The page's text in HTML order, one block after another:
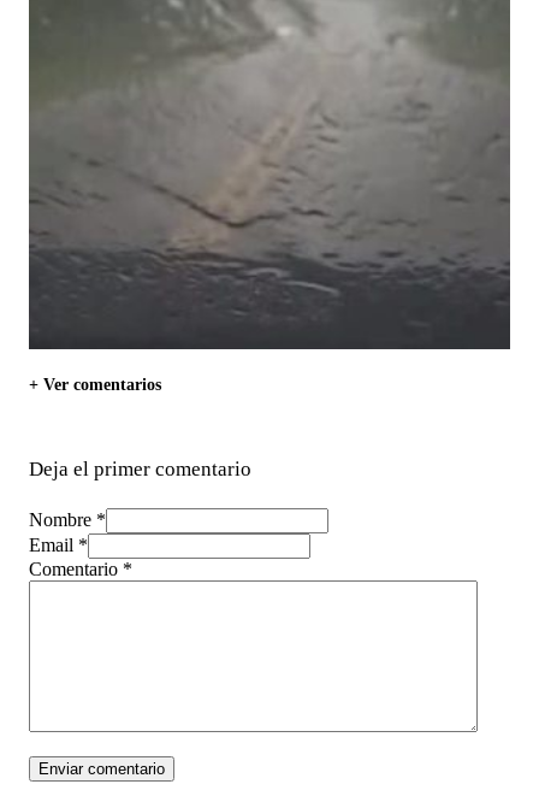
+ Ver comentarios
Deja el primer comentario
Nombre *
Email *
Comentario *